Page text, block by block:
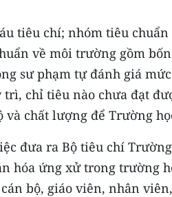
tiêu chí; nhóm tiêu chuẩn
về môi trường gồm
sư phạm tự đánh giá
chỉ tiêu nào chưa đạt
chất lượng để Trường
đưa ra Bộ tiêu chí
hóa ứng xử trong trường
bộ, giáo viên, nhân